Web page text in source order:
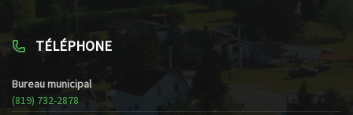
TÉLÉPHONE
Bureau municipal
(819) 732-2878